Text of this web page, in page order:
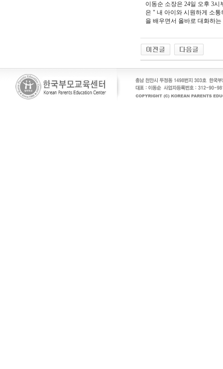
이동순 소장은 24일 오후 3
은 " 내 아이와 시원하게 소
을 배우면서 올바로 대화하